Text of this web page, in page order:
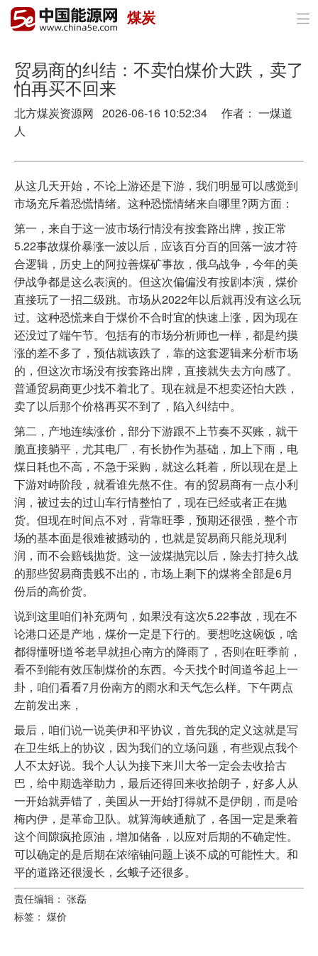
首页
政策与经济
电力
新能源
节能环保
分布式能源
煤炭 
贸易商的纠结：不卖怕煤价大跌，卖了
怕再买不回来
北方煤炭资源网 2026-06-16 10:52:34 作者： 一煤道
人
从这几天开始，不论上游还是下游，我们明显可以感觉到
市场充斥着恐慌情绪。这种恐慌情绪来自哪里?两方面：
第一，来自于这一波市场行情没有按套路出牌，按正常
5.22事故煤价暴涨一波以后，应该百分百的回落一波才符
合逻辑，历史上的阿拉善煤矿事故，俄乌战争，今年的美
伊战争都是这么表演的。但这次偏偏没有按剧本演，煤价
直接玩了一招二级跳。市场从2022年以后就再没有这么玩
过。这种恐慌来自于煤价不合时宜的快速上涨，因为现在
还没过了端午节。包括有的市场分析师也一样，都是约摸
涨的差不多了，预估就该跌了，靠的这套逻辑来分析市场
的，但这次市场没有按套路出牌，直接就失去方向感了。
普通贸易商更少找不着北了。现在就是不想卖还怕大跌，
卖了以后那个价格再买不到了，陷入纠结中。
第二，产地连续涨价，部分下游跟不上节奏不买账，就干
脆直接躺平，尤其电厂，有长协作为基础，加上下雨，电
煤日耗也不高，不急于采购，就这么耗着，所以现在是上
下游对峙阶段，就看谁先熬不住。有的贸易商有一点小利
润，被过去的过山车行情整怕了，现在已经或者正在抛
货。但现在时间点不对，背靠旺季，预期还很强，整个市
场的基本面是很难被撼动的，也就是贸易商只能兑现利
润，而不会赔钱抛货。这一波煤抛完以后，除去打持久战
的那些贸易商贵贱不出的，市场上剩下的煤将全部是6月
份后的高价货。
说到这里咱们补充两句，如果没有这次5.22事故，现在不
论港口还是产地，煤价一定是下行的。要想吃这碗饭，啥
都得懂呀!道爷老早就担心南方的降雨了，否则在旺季前，
看不到能有效压制煤价的东西。今天找个时间道爷起上一
卦，咱们看看7月份南方的雨水和天气怎么样。下午两点
左前发出来，
最后，咱们说一说美伊和平协议，首先我的定义这就是写
在卫生纸上的协议，因为我们的立场问题，有些观点我个
人不太好说。我个人认为接下来川大爷一定会去收拾古
巴，给中期选举助力，最后还得回来收拾朗子，好多人从
一开始就弄错了，美国从一开始打得就不是伊朗，而是哈
梅内伊，是革命卫队。就算海峡通航了，各国一定是乘着
这个间隙疯抢原油，增加储备，以应对后期的不确定性。
可以确定的是后期在浓缩铀问题上谈不成的可能性大。和
平的道路还很漫长，幺蛾子还很多。
责任编辑： 张磊
标签： 煤价